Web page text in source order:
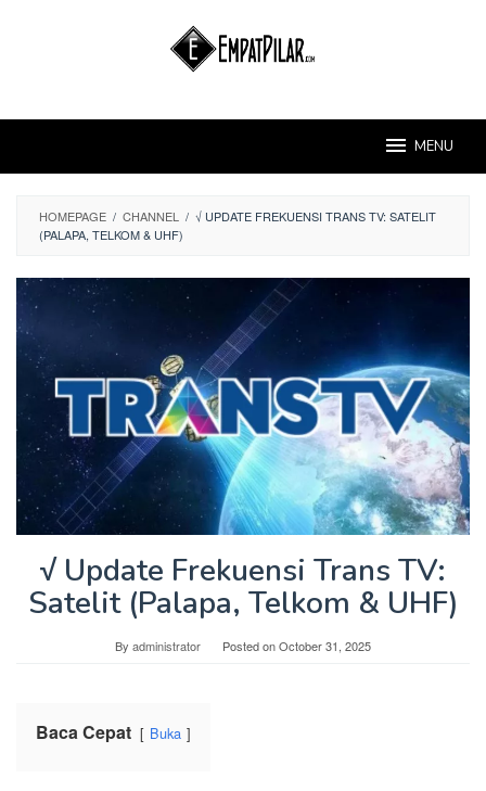
MENU
HOMEPAGE / CHANNEL / √ UPDATE FREKUENSI TRANS TV: SATELIT
(PALAPA, TELKOM & UHF)
√ Update Frekuensi Trans TV:
Satelit (Palapa, Telkom & UHF)
By administrator Posted onOctober 31, 2025
Baca Cepat Buka